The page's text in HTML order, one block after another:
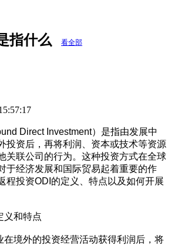
指什么 看全部
Direct Investment）是指由发展中
投资后，再将利润、资本或技术等资源
关联公司的行为。这种投资方式在全球
于经济发展和国际贸易起着重要的作
程投资ODI的定义、特点以及如何开展
义和特点
在境外的投资经营活动获得利润后，将